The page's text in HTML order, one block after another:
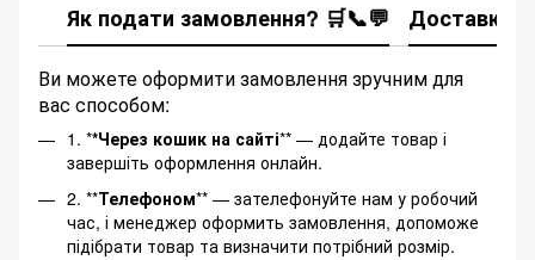
Як подати замовлення? 🛒📞💬 Доставка
Ви можете оформити замовлення зручним для
вас способом:
1. **Через кошик на сайті** — додайте товар і
завершіть оформлення онлайн.
2. **Телефоном** — зателефонуйте нам у робочий
час, і менеджер оформить замовлення, допоможе
підібрати товар та визначити потрібний розмір.